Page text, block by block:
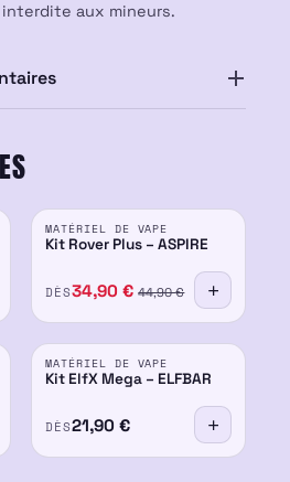
aux mineurs.
MATÉRIEL DE VAPE
Kit Rover Plus – ASPIRE
DÈS34,90€ 44,90€
MATÉRIEL DE VAPE
Kit ElfX Mega – ELFBAR
DÈS21,90€